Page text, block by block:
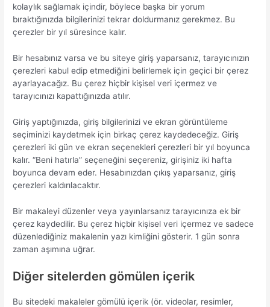
kolaylık sağlamak içindir, böylece başka bir yorum
bıraktığınızda bilgilerinizi tekrar doldurmanız gerekmez. Bu
çerezler bir yıl süresince kalır.
Bir hesabınız varsa ve bu siteye giriş yaparsanız, tarayıcınızın
çerezleri kabul edip etmediğini belirlemek için geçici bir çerez
ayarlayacağız. Bu çerez hiçbir kişisel veri içermez ve
tarayıcınızı kapattığınızda atılır.
Giriş yaptığınızda, giriş bilgilerinizi ve ekran görüntüleme
seçiminizi kaydetmek için birkaç çerez kaydedeceğiz. Giriş
çerezleri iki gün ve ekran seçenekleri çerezleri bir yıl boyunca
kalır. “Beni hatırla” seçeneğini seçereniz, girişiniz iki hafta
boyunca devam eder. Hesabınızdan çıkış yaparsanız, giriş
çerezleri kaldırılacaktır.
Bir makaleyi düzenler veya yayınlarsanız tarayıcınıza ek bir
çerez kaydedilir. Bu çerez hiçbir kişisel veri içermez ve sadece
düzenlediğiniz makalenin yazı kimliğini gösterir. 1 gün sonra
zaman aşımına uğrar.
Diğer sitelerden gömülen içerik
Bu sitedeki makaleler gömülü içerik (ör. videolar, resimler,